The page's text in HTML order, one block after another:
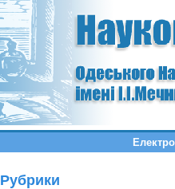
Рубрики